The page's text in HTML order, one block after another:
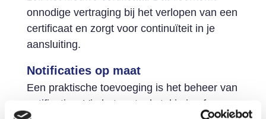
onnodige vertraging bij het verlopen van een
certificaat en zorgt voor continuïteit in je
aansluiting.
Notificaties op maat
Een praktische toevoeging is het beheer van
notificaties. Via het portaal stel je in of en